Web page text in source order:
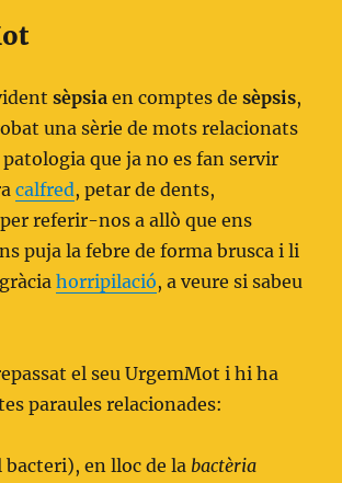
sèpsia en comptes desèpsis,
una sèrie de mots relacionats
que ja no es fan servir
calfred, petar de dents,
per referir-nos a allò que ens
puja la febre de forma brusca i li
horripilació, a veure si sabeu
el seu UrgemMot i hi ha
paraules relacionades:
bacteri), en lloc de la bactèria